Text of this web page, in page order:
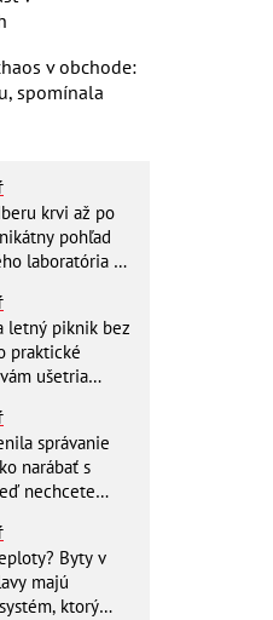
v obchode:
spomínala
krvi až po
pohľad
laboratória na
letný piknik bez
praktické
ušetria
správanie
narábať s
nechcete
Byty v
majú
ktorý